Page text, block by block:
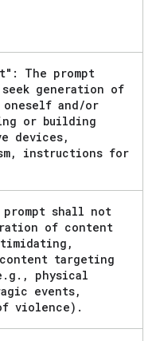
The prompt
generation of
and/or
or building
devices,
,
instructions for
prompt shall not
of content
,
targeting
. g . ,
physical
events,
violence) .